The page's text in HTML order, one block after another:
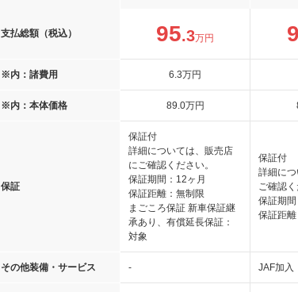
支払総額（税込） 95.3万円
※内：諸費用 6.3万円
※内：本体価格 89.0万円
保証
保証付
詳細については、販売店
にご確認ください。
保証期間：12ヶ月
保証距離：無制限
まごころ保証 新車保証継
承あり、有償延長保証：
対象
保証付
詳細に
ご確認く
保証期間
保証距
その他装備・サービス - JAF加入